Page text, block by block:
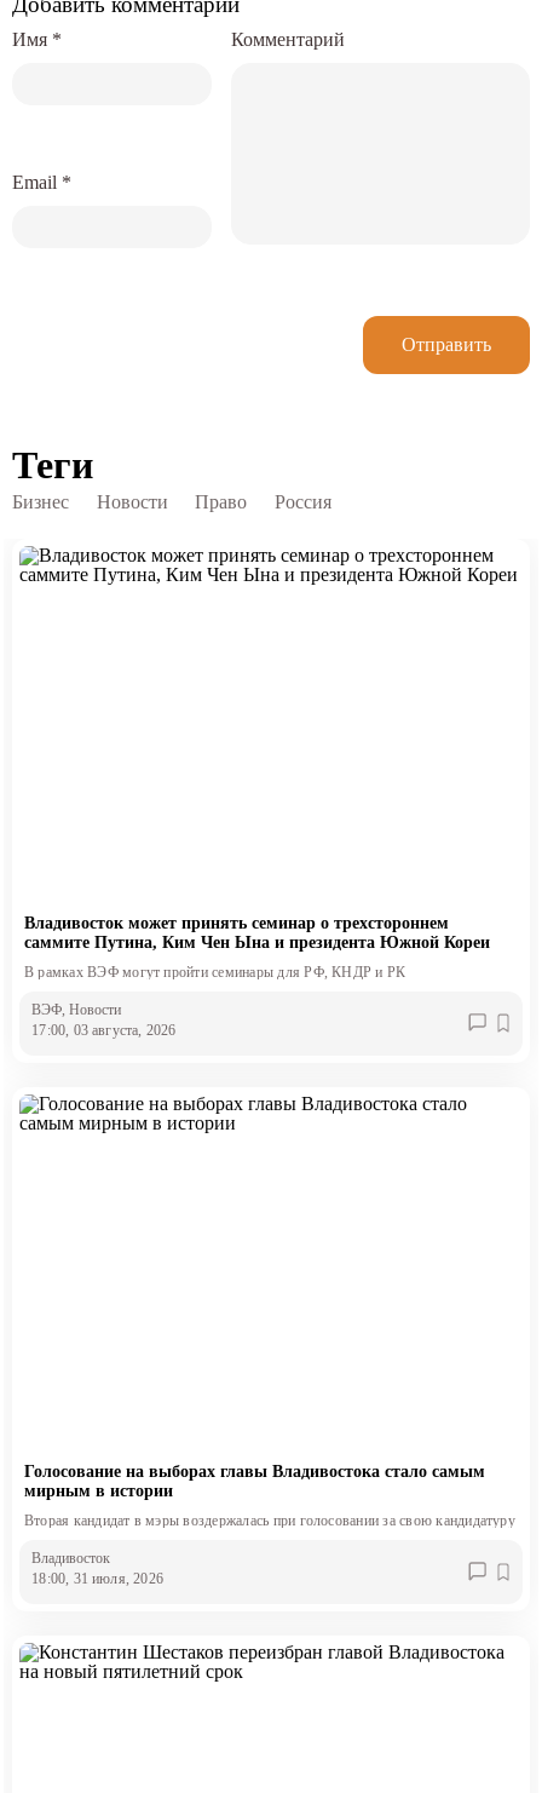
Комментарий
Имя *
Email *
Отправить
Теги
Бизнес Новости Право Россия
Владивосток может принять семинар о трехстороннем
саммите Путина, Ким Чен Ына и президента Южной Кореи
В рамках ВЭФ могут пройти семинары для РФ, КНДР и РК
ВЭФ, Новости
17:00, 03 августа, 2026
Голосование на выборах главы Владивостока стало самым
мирным в истории
Вторая кандидат в мэры воздержалась при голосовании за свою кандидатуру
Владивосток
18:00, 31 июля, 2026